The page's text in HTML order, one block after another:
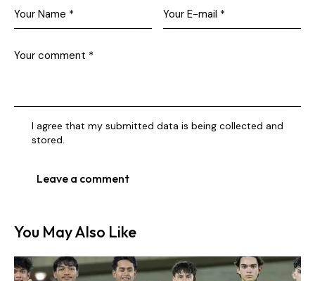
I agree that my submitted data is being collected and
stored.
You May Also Like